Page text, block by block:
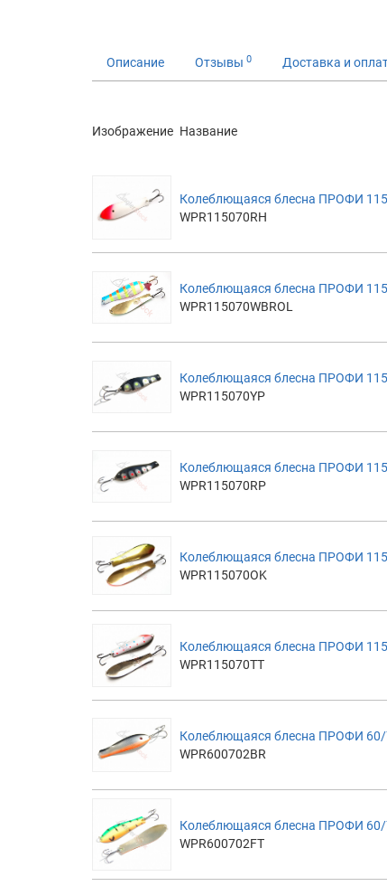
Описание Отзывы 0 Доставка и
Изображение Название
Колеблющаяся блесна ПРОФИ
WPR115070RH
Колеблющаяся блесна ПРОФИ 115/
WPR115070WBROL
Колеблющаяся блесна ПРОФИ
WPR115070YP
Колеблющаяся блесна ПРОФИ
WPR115070RP
Колеблющаяся блесна ПРОФИ
WPR115070OK
Колеблющаяся блесна ПРОФИ
WPR115070TT
Колеблющаяся блесна ПРОФИ 60/
WPR600702BR
Колеблющаяся блесна ПРОФИ 60/
WPR600702FT